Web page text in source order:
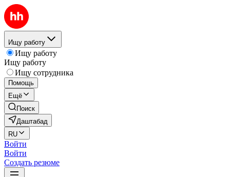
Ищу работу
Ищу работу
Ищу работу
Ищу сотрудника
Помощь
Ещё
Поиск
Даштабад
RU
Войти
Войти
Создать резюме